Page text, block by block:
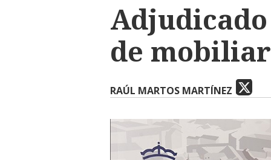
de
RAÚL MARTOS MARTÍNEZ